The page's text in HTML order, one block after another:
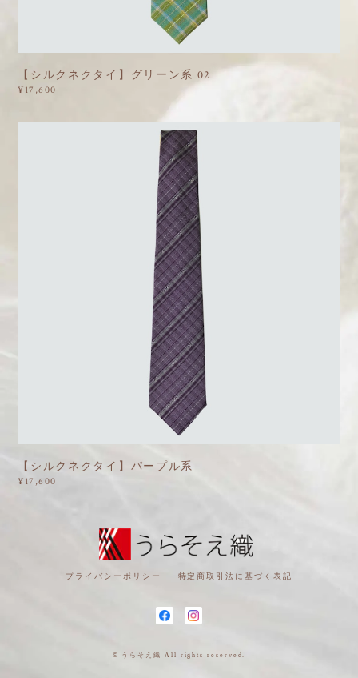
【シルクネクタイ】グリーン系 02
¥17,600
【シルクネクタイ】パープル系
¥17,600
プライバシーポリシー 特定商取引法に基づく表記
© うらそえ織 All rights reserved.